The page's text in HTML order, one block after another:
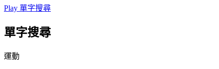
Play 單字搜尋
單字搜尋
運動